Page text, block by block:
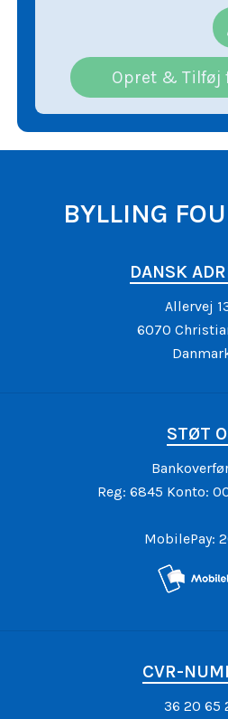
Opret & Tilføj
BYLLING
DANSK
Allervej
6070
STØT
Reg: 6845 Konto:
MobilePay:
CVR-
36 20 65